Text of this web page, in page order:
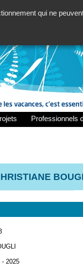
qui ne
Professionnels
- 2025